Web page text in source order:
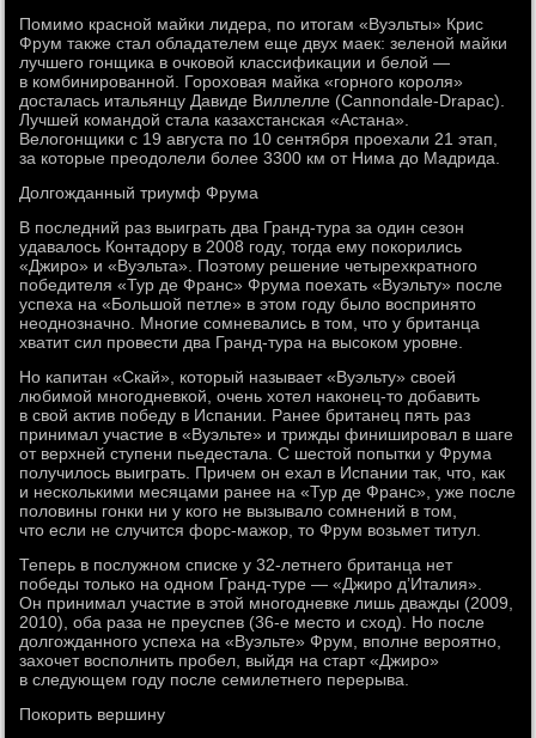
Помимо красной майки лидера, по итогам «Вуэльты» Крис
Фрум также стал обладателем еще двух маек: зеленой майки
лучшего гонщика в очковой классификации и белой —
в комбинированной. Гороховая майка «горного короля»
досталась итальянцу Давиде Виллелле (Cannondale-Drapac).
Лучшей командой стала казахстанская «Астана».
Велогонщики с 19 августа по 10 сентября проехали 21 этап,
за которые преодолели более 3300 км от Нима до Мадрида.
Долгожданный триумф Фрума
В последний раз выиграть два Гранд-тура за один сезон
удавалось Контадору в 2008 году, тогда ему покорились
«Джиро» и «Вуэльта». Поэтому решение четырехкратного
победителя «Тур де Франс» Фрума поехать «Вуэльту» после
успеха на «Большой петле» в этом году было воспринято
неоднозначно. Многие сомневались в том, что у британца
хватит сил провести два Гранд-тура на высоком уровне.
Но капитан «Скай», который называет «Вуэльту» своей
любимой многодневкой, очень хотел наконец-то добавить
в свой актив победу в Испании. Ранее британец пять раз
принимал участие в «Вуэльте» и трижды финишировал в шаге
от верхней ступени пьедестала. С шестой попытки у Фрума
получилось выиграть. Причем он ехал в Испании так, что, как
и несколькими месяцами ранее на «Тур де Франс», уже после
половины гонки ни у кого не вызывало сомнений в том,
что если не случится форс-мажор, то Фрум возьмет титул.
Теперь в послужном списке у 32-летнего британца нет
победы только на одном Гранд-туре — «Джиро д’Италия».
Он принимал участие в этой многодневке лишь дважды (2009,
2010), оба раза не преуспев (36-е место и сход). Но после
долгожданного успеха на «Вуэльте» Фрум, вполне вероятно,
захочет восполнить пробел, выйдя на старт «Джиро»
в следующем году после семилетнего перерыва.
Покорить вершину